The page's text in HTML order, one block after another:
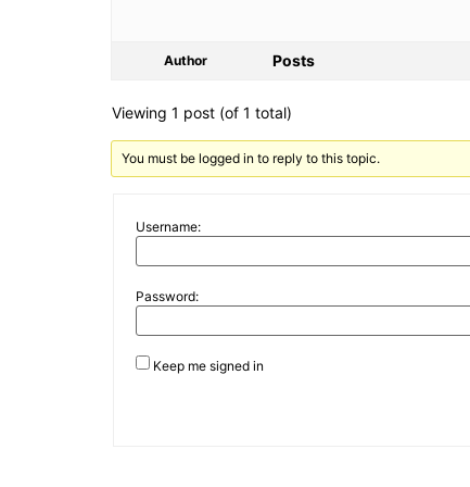
Author Posts
Viewing 1 post (of 1 total)
You must be logged in to reply to this topic.
Username:
Password:
Keep me signed in